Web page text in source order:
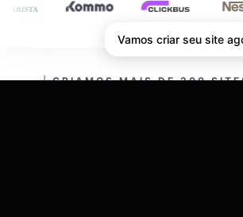
CRIAMOS MAIS DE 200
Vamos criar seu site